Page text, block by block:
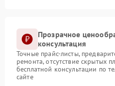
Прозрачное
консультация
Точные прайс-листы,
ремонта, отсутствие скрытых
бесплатной консультации по
сайте